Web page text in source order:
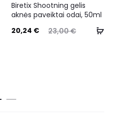
Biretix Shootning gelis
aknės paveiktai odai, 50ml
23,00€
20,24 €